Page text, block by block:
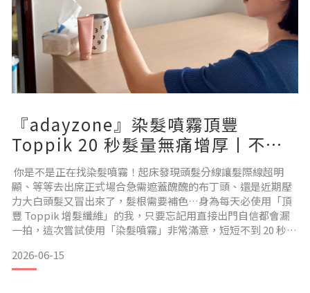
讓我非常在意別人的目光及自己整個外表狀態!!我自己也上網
爬文搜尋
看看有沒有甚麼解決方法
才知道其實真的很多人都有共同的問題點!
『adayzone』染髮噴霧頂豐
Toppik 20 秒髮量無痛增厚丨不阻
塞毛囊
你是不是正在找染髮噴霧！起床發現頭髮分線讓髮際線超明
顯、等等去出席正式場合急需遮蓋醜醜的布丁頭、還是近期壓
力大白頭髮又冒出來了，髮根需要補色…身為每天必使用「頂
豐 Toppik 增髮纖維」的我，只要忘記用直接出門自信都會漏
一拍，這次嘗試使用「染髮噴霧」非常滿意，短短不到 20 秒時
體驗這個 Zone 吧！ 頂豐 Toppik 評價？增髮纖維是什麼？頂
豐 Toppik 是源自於美國品牌，也是第一個引進「增髮纖
2026-06-15